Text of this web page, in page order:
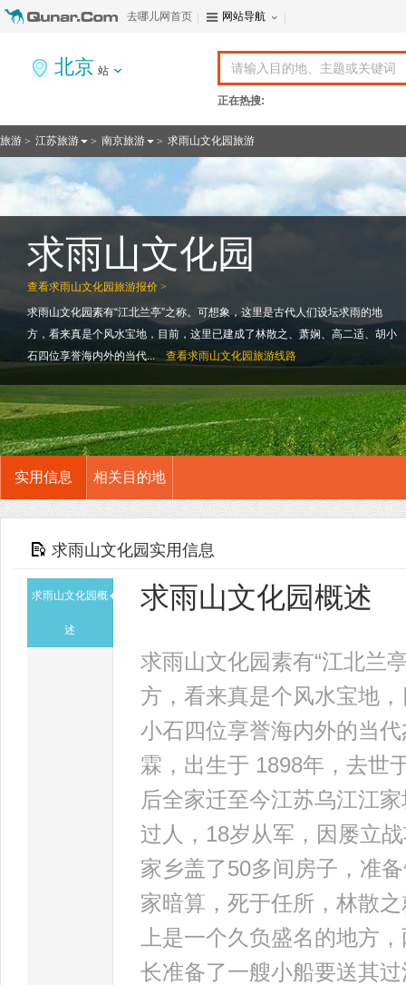
去哪儿网首页 网站导航
北京 站
正在热搜:
旅游 > 江苏旅游 > 南京旅游 > 求雨山文化园旅游
查看求雨山文化园旅游报价 >
求雨山文化园
求雨山文化园素有“江北兰亭”之称。可想象，这里是古代人们设坛求雨的地
方，看来真是个风水宝地，目前，这里已建成了林散之、萧娴、高二适、胡小
石四位享誉海内外的当代...
查看求雨山文化园旅游线路
实用信息 相关目的地
求雨山文化园实用信息
求雨山文化园概
述
求雨山文化园概述
求雨山文化园素有“江北兰
方，看来真是个风水宝地
小石四位享誉海内外的当
霖，出生于 1898年，去世
后全家迁至今江苏乌江江
过人，18岁从军，因屡立
家乡盖了50多间房子，准
家暗算，死于任所，林散
上是一个久负盛名的地方
长准备了一艘小船要送其